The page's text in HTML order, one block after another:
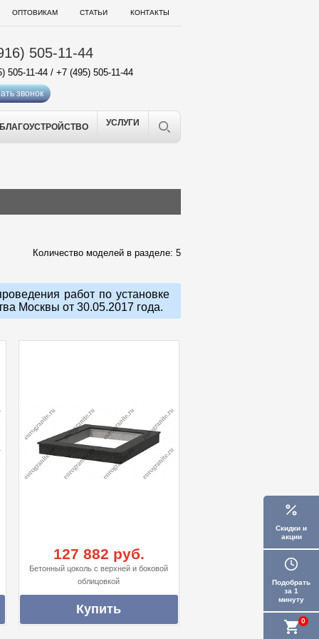
Скидки и
акции
Подобрать
за 1
минуту
0
ОПТОВИКАМ СТАТЬИ КОНТАКТЫ
505-11-44
505-11-44 / +7 (495) 505-11-44
звонок
БЛАГОУСТРОЙСТВО УСЛУГИ
Количество моделей в разделе: 5
работ по установке
Москвы от 30.05.2017 года.
127 882 руб.
Бетонный цоколь с верхней и боковой
облицовкой